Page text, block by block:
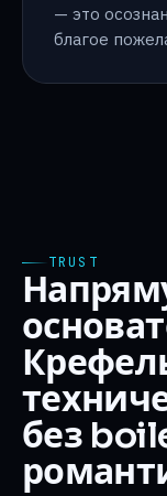
— это
благое
TRUST
без